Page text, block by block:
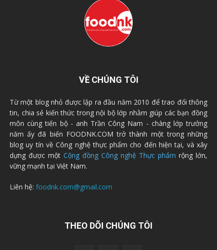
VỀ CHÚNG TÔI
Từ một blog nhỏ được lập ra đầu năm 2010 để trao đổi thông
tin, chia sẻ kiến thức trong nội bộ lớp nhằm giúp các bạn đồng
môn cùng tiến bộ - anh Trần Công Nam - chàng lớp trưởng
năm ấy đã biến FOODNK.COM trở thành một trong những
blog uy tín về Công nghệ thực phẩm cho đến hiện tại, và xây
dựng được một Cộng đồng Công nghệ Thực phẩm rộng lớn,
vững mạnh tại Việt Nam.
Liên hệ: foodnk.com@gmail.com
THEO DÕI CHÚNG TÔI